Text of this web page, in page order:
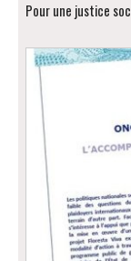
Pour une justice